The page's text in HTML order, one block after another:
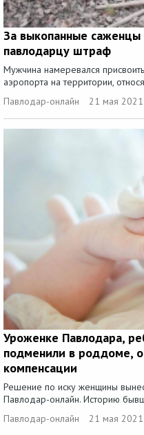
За выкопанные саженцы
павлодарцу штраф
Мужчина намеревался
аэропорта на территории,
Павлодар-онлайн
21 мая
Уроженке Павлодара,
подменили в роддоме,
компенсации
Решение по иску женщины
Павлодар-онлайн. Историю
Павлодар-онлайн
21 мая